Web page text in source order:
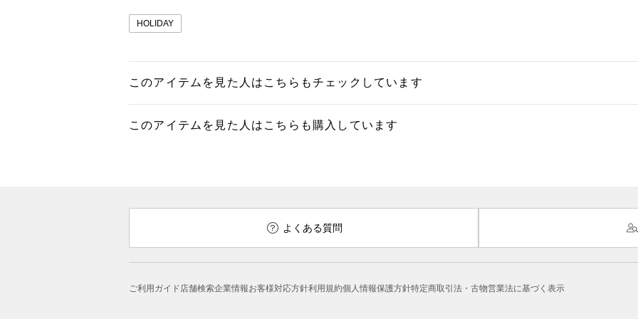
HOLIDAY
このアイテムを見た人はこちらもチェックしています
このアイテムを見た人はこちらも購入しています
よくある質問
ご利用ガイド店舗検索企業情報お客様対応方針利用規約個人情報保護方針特定商取引法・古物営業法に基づく表示